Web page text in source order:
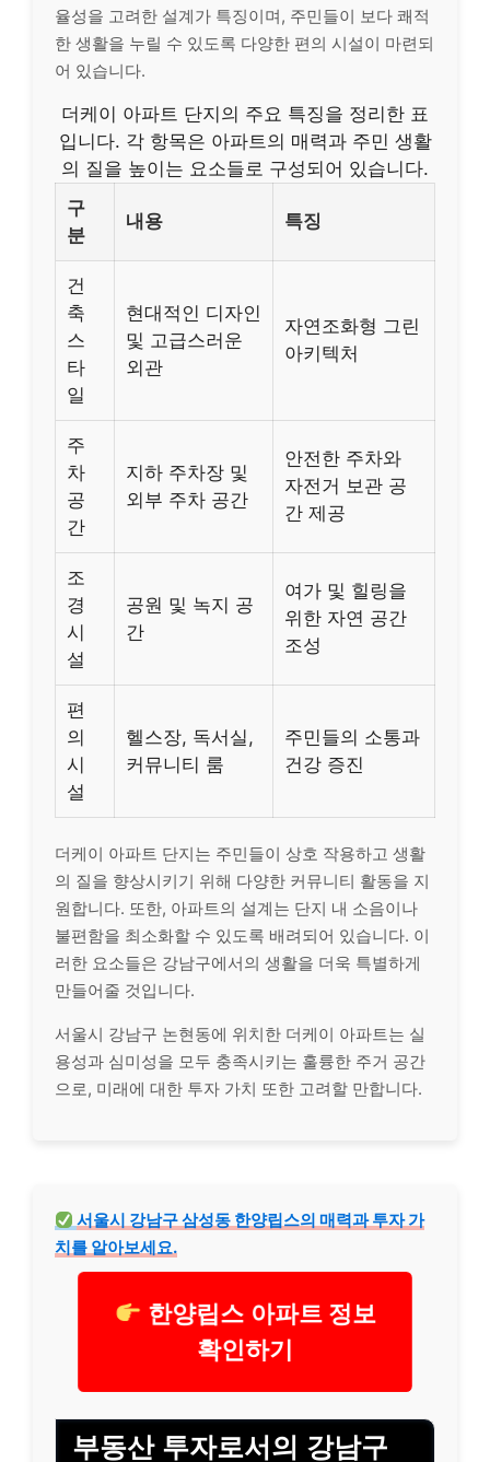
율성을 고려한 설계가 특징이며, 주민들이 보다 쾌적
한 생활을 누릴 수 있도록 다양한 편의 시설이 마련되
어 있습니다.
더케이 아파트 단지의 주요 특징을 정리한 표
입니다. 각 항목은 아파트의 매력과 주민 생활
의 질을 높이는 요소들로 구성되어 있습니다.
구
분
내용 특징
건
축
스
타
일
현대적인 디자인
및 고급스러운
외관
자연조화형 그린
아키텍처
주
차
공
간
지하 주차장 및
외부 주차 공간
안전한 주차와
자전거 보관 공
간 제공
조
경
시
설
공원 및 녹지 공
간
여가 및 힐링을
위한 자연 공간
조성
편
의
시
설
헬스장, 독서실,
커뮤니티 룸
주민들의 소통과
건강 증진
더케이 아파트 단지는 주민들이 상호 작용하고 생활
의 질을 향상시키기 위해 다양한 커뮤니티 활동을 지
원합니다. 또한, 아파트의 설계는 단지 내 소음이나
불편함을 최소화할 수 있도록 배려되어 있습니다. 이
러한 요소들은 강남구에서의 생활을 더욱 특별하게
만들어줄 것입니다.
서울시 강남구 논현동에 위치한 더케이 아파트는 실
용성과 심미성을 모두 충족시키는 훌륭한 주거 공간
으로, 미래에 대한 투자 가치 또한 고려할 만합니다.
서울시 강남구 삼성동 한양립스의 매력과 투자 가
치를 알아보세요.
한양립스 아파트 정보
확인하기
부동산 투자로서의 강남구